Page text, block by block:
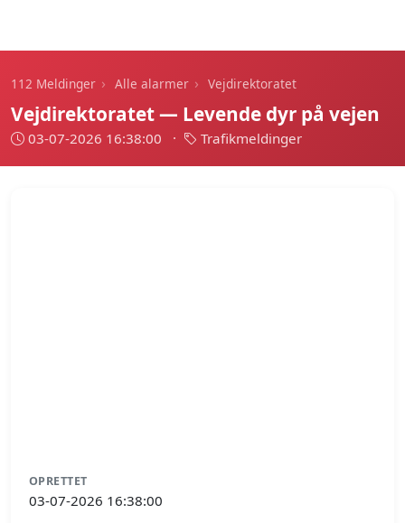
112 Meldinger › Alle alarmer › Vejdirektoratet
Vejdirektoratet — Levende dyr på vejen
03-07-2026 16:38:00 · Trafikmeldinger
OPRETTET
03-07-2026 16:38:00